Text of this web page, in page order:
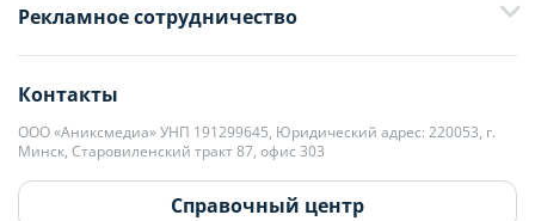
+375 33 376-13-70
editor@domovita.by
Мы принимаем звонки и отвечаем на письма в будние дни с 9:00 до
18:00.
Рекламное сотрудничество
kb@domovita.by
+375 29 179-11-28 Владислав Гладченко
vg@domovita.by
Контакты
ООО «Аниксмедиа» УНП 191299645, Юридический адрес: 220053, г.
Минск, Старовиленский тракт 87, офис 303
Справочный центр